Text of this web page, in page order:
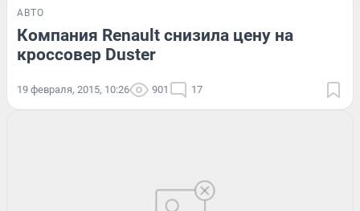
АВТО
Компания Renault снизила цену на
кроссовер Duster
19 февраля, 2015, 10:26 901 17